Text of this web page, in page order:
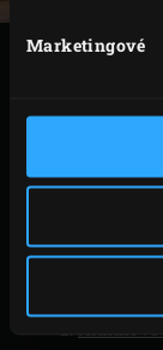
Marketingové
300°C.
pizzy
vyválejte